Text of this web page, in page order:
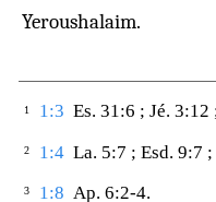
Yeroushalaim.
1 1:3 Es. 31:6 ; Jé. 3:12
2 1:4 La. 5:7 ; Esd. 9:7
3 1:8 Ap. 6:2-4.